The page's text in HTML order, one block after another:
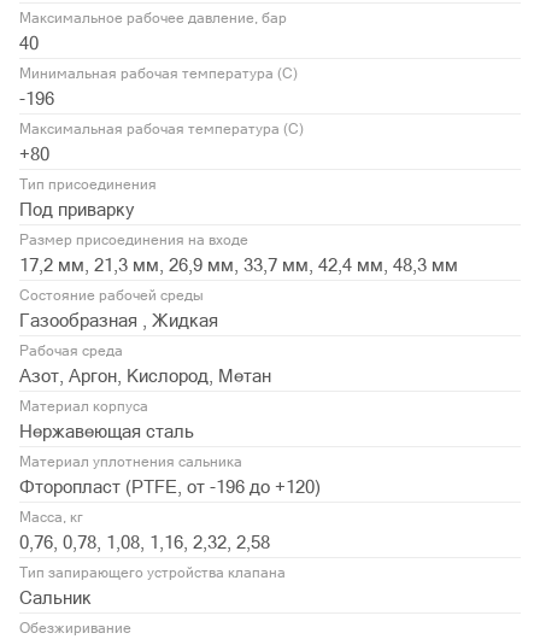
Максимальное рабочее давление, бар
40
Минимальная рабочая температура (С)
-196
Максимальная рабочая температура (С)
+80
Тип присоединения
Под приварку
Размер присоединения на входе
17,2 мм, 21,3 мм, 26,9 мм, 33,7 мм, 42,4 мм, 48,3 мм
Состояние рабочей среды
Газообразная , Жидкая
Рабочая среда
Азот, Аргон, Кислород, Метан
Материал корпуса
Нержавеющая сталь
Материал уплотнения сальника
Фторопласт (PTFE, от -196 до +120)
Масса, кг
0,76, 0,78, 1,08, 1,16, 2,32, 2,58
Тип запирающего устройства клапана
Сальник
Обезжиривание